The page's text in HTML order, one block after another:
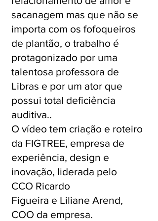
sacanagem mas que não se
importa com os fofoqueiros
de plantão, o trabalho é
protagonizado por uma
talentosa professora de
Libras e por um ator que
possui total deficiência
auditiva..
O vídeo tem criação e roteiro
da FIGTREE, empresa de
experiência, design e
inovação, liderada pelo
CCO Ricardo
Figueira e Liliane Arend,
COO da empresa.